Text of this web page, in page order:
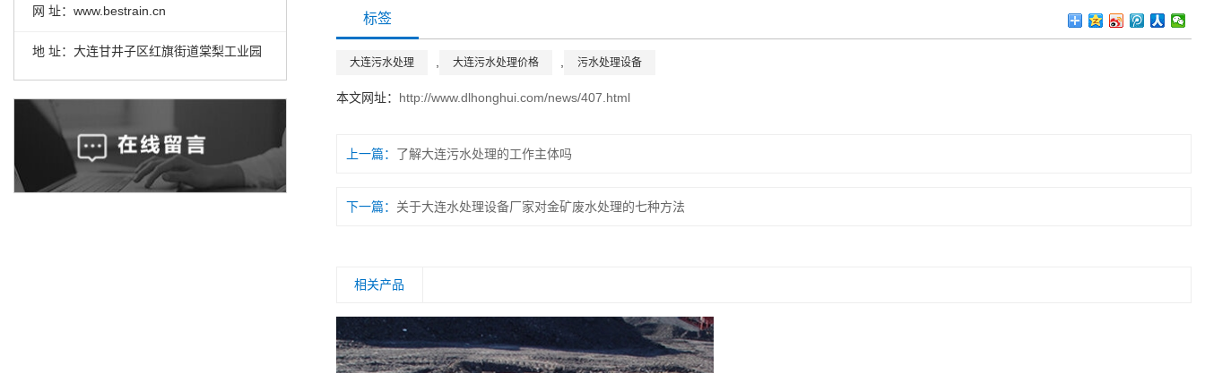
网 址：www.bestrain.cn
地 址：大连甘井子区红旗街道棠梨工业园
标签
大连污水处理 大连污水处理价格 污水处理设备
本文网址： http://www.dlhonghui.com/news/407.html
上一篇： 了解大连污水处理的工作主体吗
下一篇： 关于大连水处理设备厂家对金矿废水处理的七种方法
相关产品